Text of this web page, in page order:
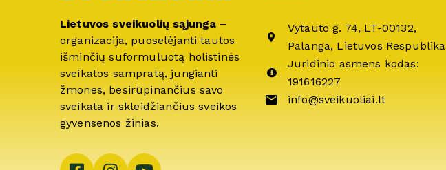
Lietuvos sveikuolių sąjunga –
organizacija, puoselėjanti tautos
išminčių suformuluotą holistinės
sveikatos sampratą, jungianti
žmones, besirūpinančius savo
sveikata ir skleidžiančius sveikos
gyvensenos žinias.
Vytauto g. 74, LT-00132,
Palanga, Lietuvos Respublika
Juridinio asmens kodas:
191616227
info@sveikuoliai.lt